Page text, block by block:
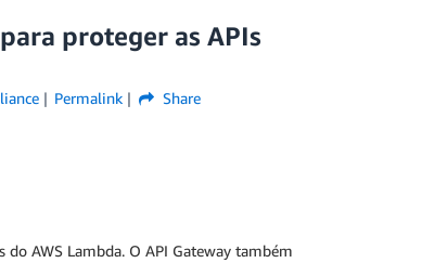
proteger as APIs
Permalink Share
do AWS Lambda. O API Gateway também